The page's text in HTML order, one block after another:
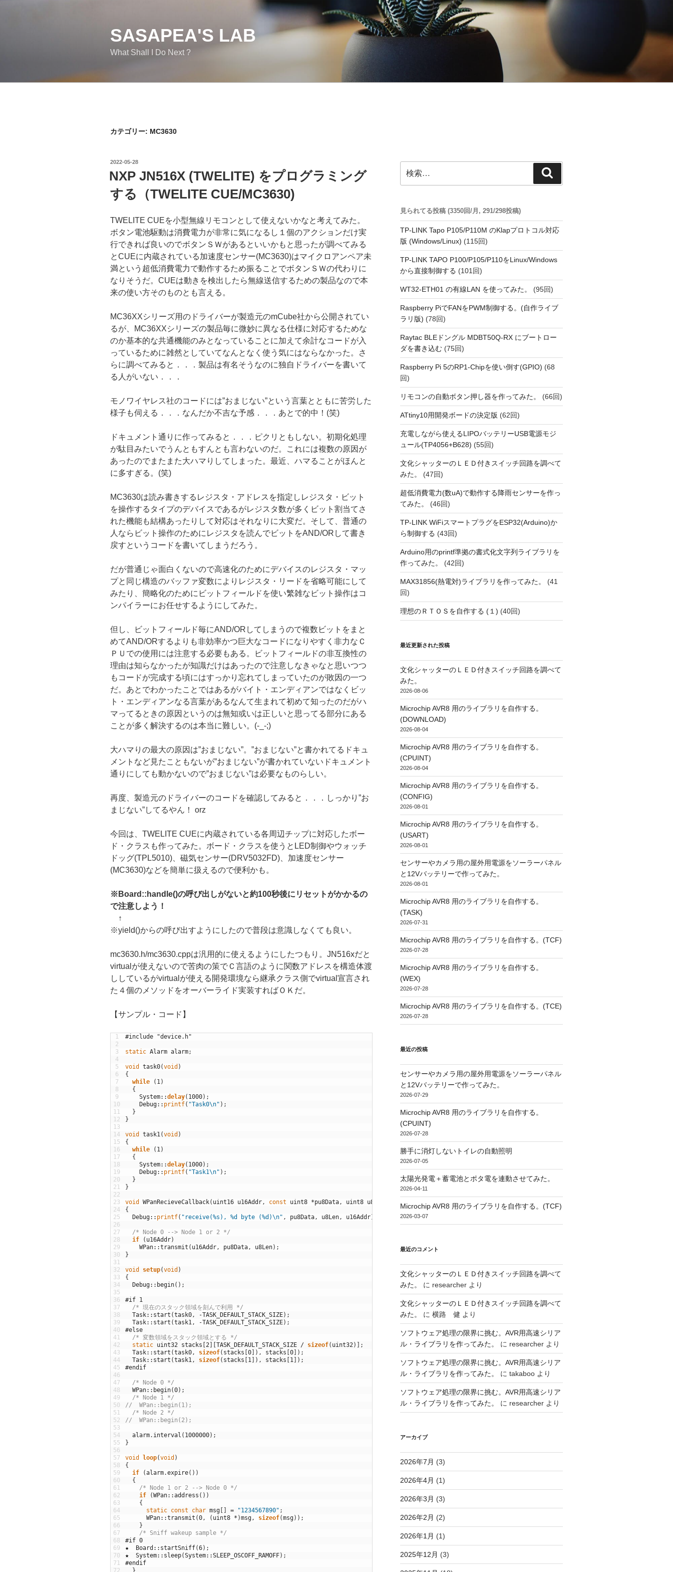
SASAPEA'S LAB
What Shall I Do Next ?
カテゴリー: MC3630
投
日:
2022-05-28
NXP JN516X (TWELITE) をプログラミング
する（TWELITE CUE/MC3630)
TWELITE CUEを小型無線リモコンとして使えないかなと考えてみた。
ボタン電池駆動は消費電力が非常に気になるし１個のアクションだけ実
行できれば良いのでボタンＳＷがあるといいかもと思ったが調べてみる
とCUEに内蔵されている加速度センサー(MC3630)はマイクロアンペア未
満という超低消費電力で動作するため振ることでボタンＳＷの代わりに
なりそうだ。CUEは動きを検出したら無線送信するための製品なので本
来の使い方そのものとも言える。
MC36XXシリーズ用のドライバーが製造元のmCube社から公開されてい
るが、MC36XXシリーズの製品毎に微妙に異なる仕様に対応するためな
のか基本的な共通機能のみとなっていることに加えて余計なコードが入
っているために雑然としていてなんとなく使う気にはならなかった。さ
らに調べてみると．．．製品は有名そうなのに独自ドライバーを書いて
る人がいない．．．
モノワイヤレス社のコードには”おまじない”という言葉とともに苦労した
様子も伺える．．．なんだか不吉な予感．．．あとで的中！(笑)
ドキュメント通りに作ってみると．．．ピクリともしない。初期化処理
が駄目みたいでうんともすんとも言わないのだ。これには複数の原因が
あったのでまたまた大ハマりしてしまった。最近、ハマることがほんと
に多すぎる。(笑)
MC3630は読み書きするレジスタ・アドレスを指定しレジスタ・ビット
を操作するタイプのデバイスであるがレジスタ数が多くビット割当てさ
れた機能も結構あったりして対応はそれなりに大変だ。そして、普通の
人ならビット操作のためにレジスタを読んでビットをAND/ORして書き
戻すというコードを書いてしまうだろう。
だが普通じゃ面白くないので高速化のためにデバイスのレジスタ・マッ
プと同じ構造のバッファ変数によりレジスタ・リードを省略可能にして
みたり、簡略化のためにビットフィールドを使い繁雑なビット操作はコ
ンパイラーにお任せするようにしてみた。
但し、ビットフィールド毎にAND/ORしてしまうので複数ビットをまと
めてAND/ORするよりも非効率かつ巨大なコードになりやすく非力なＣ
ＰＵでの使用には注意する必要もある。ビットフィールドの非互換性の
理由は知らなかったが知識だけはあったので注意しなきゃなと思いつつ
もコードが完成する頃にはすっかり忘れてしまっていたのが敗因の一つ
だ。あとでわかったことではあるがバイト・エンディアンではなくビッ
ト・エンディアンなる言葉があるなんて生まれて初めて知ったのだがハ
マってるときの原因というのは無知或いは正しいと思ってる部分にある
ことが多く解決するのは本当に難しい。(-_-;)
大ハマりの最大の原因は”おまじない”。”おまじない”と書かれてるドキュ
メントなど見たこともないが”おまじない”が書かれていないドキュメント
通りにしても動かないので”おまじない”は必要なものらしい。
再度、製造元のドライバーのコードを確認してみると．．．しっかり”お
まじない”してるやん！ orz
今回は、TWELITE CUEに内蔵されている各周辺チップに対応したボー
ド・クラスも作ってみた。ボード・クラスを使うとLED制御やウォッチ
ドッグ(TPL5010)、磁気センサー(DRV5032FD)、加速度センサー
(MC3630)などを簡単に扱えるので便利かも。
※Board::handle()の呼び出しがないと約100秒後にリセットがかかるの
で注意しよう！
↑
※yield()からの呼び出すようにしたので普段は意識しなくても良い。
mc3630.h/mc3630.cppは汎用的に使えるようにしたつもり。JN516xだと
virtualが使えないので苦肉の策でＣ言語のように関数アドレスを構造体渡
ししているがvirtualが使える開発環境なら継承クラス側でvirtual宣言され
た４個のメソッドをオーバーライド実装すればＯＫだ。
【サンプル・コード】
1
2
3
4
5
6
7
8
9
10
11
12
13
14
15
16
17
18
19
20
21
22
23
24
25
26
27
28
29
30
31
32
33
34
35
36
37
38
39
40
41
42
43
44
45
46
47
48
49
50
51
52
53
54
55
56
57
58
59
60
61
62
63
64
65
66
67
68
69
70
71
72
#include "device.h"
static Alarm alarm;
void task0(void )
{
while
( 1 )
{
System::delay( 1000) ;
Debug:: printf( "Task0\n" ) ;
}
}
void task1 (void )
{
while
( 1 )
{
System::delay( 1000) ;
Debug:: printf( "Task1\n" ) ;
}
}
void WPanRecieveCallback( uint16 u16Addr , const uint8 *pu8Data , uint8 u8Len
{
Debug:: printf( "receive(%s), %d byte (%d)\n" , pu8Data , u8Len , u16Addr)
/* Node 0 --> Node 1 or 2 */
if
( u16Addr)
WPan::transmit ( u16Addr , pu8Data , u8Len) ;
}
void setup(void )
{
Debug:: begin( ) ;
#if 1
/* 現在のスタック領域を刻んで利用 */
Task:: start (task0 , -TASK_DEFAULT_STACK_SIZE) ;
Task:: start (task1 , -TASK_DEFAULT_STACK_SIZE) ;
#else
/* 変数領域をスタック領域とする */
static uint32 stacks [2 ] [TASK_DEFAULT_STACK_SIZE / sizeof( uint32 ) ] ;
Task:: start (task0 , sizeof( stacks [0] ) , stacks [0] ) ;
Task:: start (task1 , sizeof( stacks [1 ] ) , stacks [1 ] ) ;
#endif
/* Node 0 */
WPan:: begin(0) ;
/* Node 1 */
//  WPan::begin(1);
/* Node 2 */
//  WPan::begin(2);
alarm. interval ( 1000000) ;
}
void loop(void )
{
if
(alarm.expire( ) )
{
/* Node 1 or 2 --> Node 0 */
if
(WPan::address ( ) )
{
static const char msg [ ] = "1234567890" ;
WPan::transmit (0 , ( uint8 * )msg , sizeof(msg) ) ;
}
/* Sniff wakeup sample */
#if 0
★
Board :: startSniff(6) ;
★
System:: sleep(System::SLEEP_OSCOFF_RAMOFF) ;
#endif
}
索:
索
見られてる投稿 (3350回/月, 291/298投稿)
TP-LINK Tapo P105/P110M のKlapプロトコル対応
版 (Windows/Linux) (115回)
TP-LINK TAPO P100/P105/P110をLinux/Windows
から直接制御する (101回)
WT32-ETH01 の有線LAN を使ってみた。 (95回)
Raspberry PiでFANをPWM制御する。(自作ライブ
ラリ版) (78回)
Raytac BLEドングル MDBT50Q-RX にブートロー
ダを書き込む(75回)
Raspberry Pi 5のRP1-Chipを使い倒す(GPIO) (68
回)
リモコンの自動ボタン押し器を作ってみた。 (66回)
ATtiny10用開発ボードの決定版 (62回)
充電しながら使えるLIPOバッテリーUSB電源モジ
ュール(TP4056+B628) (55回)
文化シャッターのＬＥＤ付きスイッチ回路を調べて
みた。
(47回)
超低消費電力(数uA)で動作する降雨センサーを作っ
てみた。
(46回)
TP-LINK WiFiスマートプラグをESP32(Arduino)か
ら制御する (43回)
Arduino用のprintf準拠の書式化文字列ライブラリを
作ってみた。
(42回)
MAX31856(熱電対)ライブラリを作ってみた。
(41
回)
理想のＲＴＯＳを自作する (１) (40回)
最近更新された投稿
文化シャッターのＬＥＤ付きスイッチ回路を調べて
みた。
2026-08-06
Microchip AVR8 用のライブラリを自作する。
(DOWNLOAD)
2026-08-04
Microchip AVR8 用のライブラリを自作する。
(CPUINT)
2026-08-04
Microchip AVR8 用のライブラリを自作する。
(CONFIG)
2026-08-01
Microchip AVR8 用のライブラリを自作する。
(USART)
2026-08-01
センサーやカメラ用の屋外用電源をソーラーパネル
と12Vバッテリーで作ってみた。
2026-08-01
Microchip AVR8 用のライブラリを自作する。
(TASK)
2026-07-31
Microchip AVR8 用のライブラリを自作する。(TCF)
2026-07-28
Microchip AVR8 用のライブラリを自作する。
(WEX)
2026-07-28
Microchip AVR8 用のライブラリを自作する。(TCE)
2026-07-28
最近の投稿
センサーやカメラ用の屋外用電源をソーラーパネル
と12Vバッテリーで作ってみた。
2026-07-29
Microchip AVR8 用のライブラリを自作する。
(CPUINT)
2026-07-28
勝手に消灯しないトイレの自動照明
2026-07-05
太陽光発電＋蓄電池とポタ電を連動させてみた。
2026-04-11
Microchip AVR8 用のライブラリを自作する。(TCF)
2026-03-07
最近のコメント
文化シャッターのＬＥＤ付きスイッチ回路を調べて
みた。
に researcherより
文化シャッターのＬＥＤ付きスイッチ回路を調べて
みた。
に 横路 健 より
ソフトウェア処理の限界に挑む。AVR用高速シリア
ル・ライブラリを作ってみた。
に researcherより
ソフトウェア処理の限界に挑む。AVR用高速シリア
ル・ライブラリを作ってみた。
に takabooより
ソフトウェア処理の限界に挑む。AVR用高速シリア
ル・ライブラリを作ってみた。
に researcherより
アーカイブ
2026年7月 (3)
2026年4月 (1)
2026年3月 (3)
2026年2月 (2)
2026年1月 (1)
2025年12月 (3)